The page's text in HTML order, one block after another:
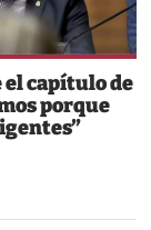
el capítulo de
porque